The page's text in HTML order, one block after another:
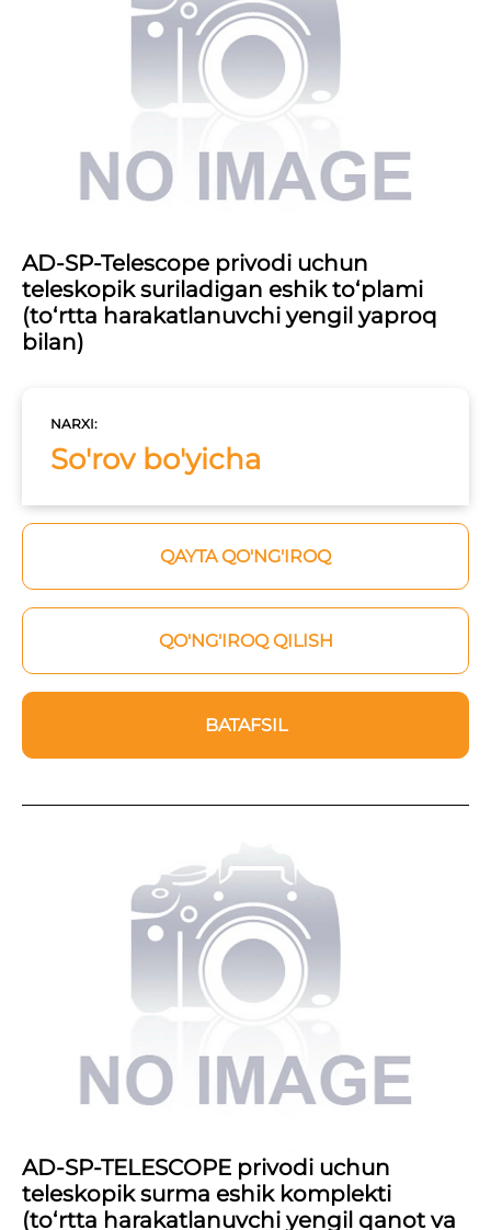
AD-SP-Telescope privodi uchun
teleskopik suriladigan eshik to‘plami
(to‘rtta harakatlanuvchi yengil yaproq
bilan)
NARXI:
So'rov bo'yicha
QAYTA QO'NG'IROQ
QO'NG'IROQ QILISH
BATAFSIL
AD-SP-TELESCOPE privodi uchun
teleskopik surma eshik komplekti
(to‘rtta harakatlanuvchi yengil qanot va